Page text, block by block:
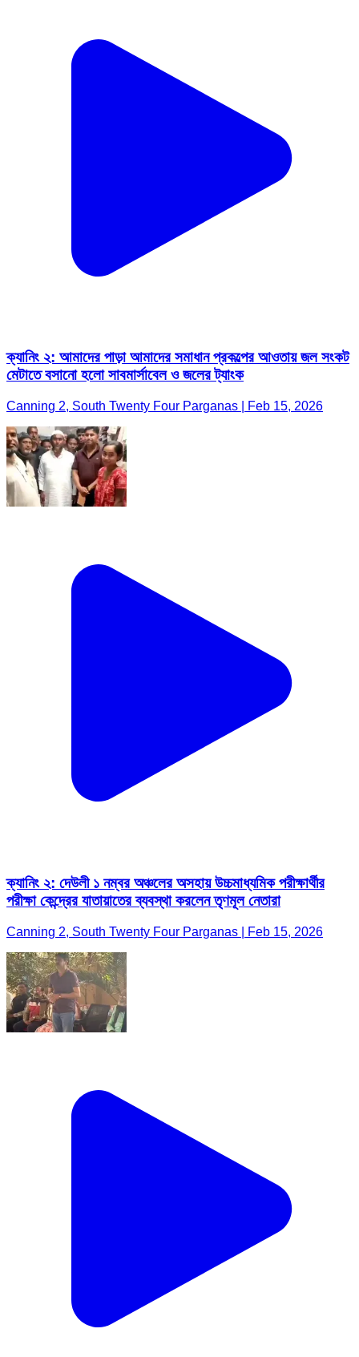
ক্যানিং ২: আমাদের পাড়া আমাদের সমাধান প্রকল্পের আওতায় জল সংকট
মেটাতে বসানো হলো সাবমার্সাবেল ও জলের ট্যাংক
Canning 2, South Twenty Four Parganas | Feb 15, 2026
ক্যানিং ২: দেউলী ১ নম্বর অঞ্চলের অসহায় উচ্চমাধ্যমিক পরীক্ষার্থীর
পরীক্ষা কেন্দ্রের যাতায়াতের ব্যবস্থা করলেন তৃণমূল নেতারা
Canning 2, South Twenty Four Parganas | Feb 15, 2026